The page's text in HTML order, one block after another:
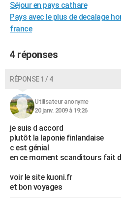
GUIDES D'ACHAT
BONS PLANS
CARTE DE VOEUX
DICTIONNAIRE
PROGRAMME TV
COPAINS D'AVANT
S'inscrire
Se connecter
Lycées
Collèges
Primaires
Universités
Entreprises
Service militaire
Avis de recherche
AVIS DE DÉCÈS
FORUM
Séjour en pays cathare
Pays avec le plus de decalage
france
4 réponses
RÉPONSE 1 / 4
Utilisateur anonyme
20 janv. 2009 à 19:26
je suis d accord
plutôt la laponie finlandaise
c est génial
en ce moment scanditours fait
voir le site kuoni.fr
et bon voyages